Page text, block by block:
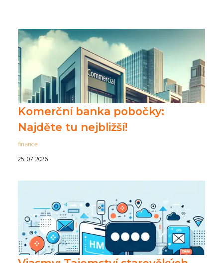
Komerční banka pobočky:
Najděte tu nejbližší!
finance
25. 07. 2026